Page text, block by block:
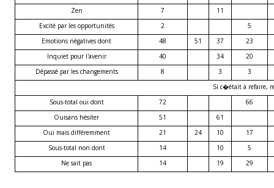
Zen
7
11
Excité par les opportunités
2
5
Emotions négatives dont
48 51 37
23
Inquiet pour l'avenir
40 34
20
Dépassé par les changements
8 3
3
Si c�était à refaire,
Sous-total oui dont
72
66
Ouisans hésiter 51
61
Oui mais différemment
21 24 10
17
Sous-total non dont
14 10
5
Ne sait pas
14 19 29